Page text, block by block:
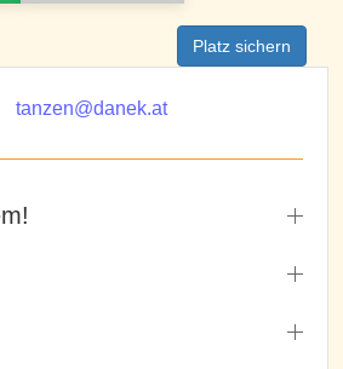
Platz sichern
tanzen@danek.at